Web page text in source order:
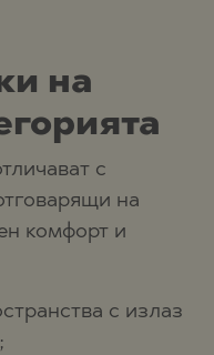
на
с
на
комфорт и
с излаз